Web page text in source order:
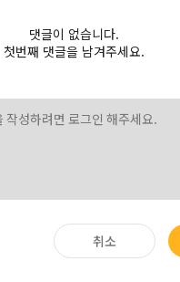
댓글이 없습니다.
첫번째 댓글을 남겨주세요.
취소